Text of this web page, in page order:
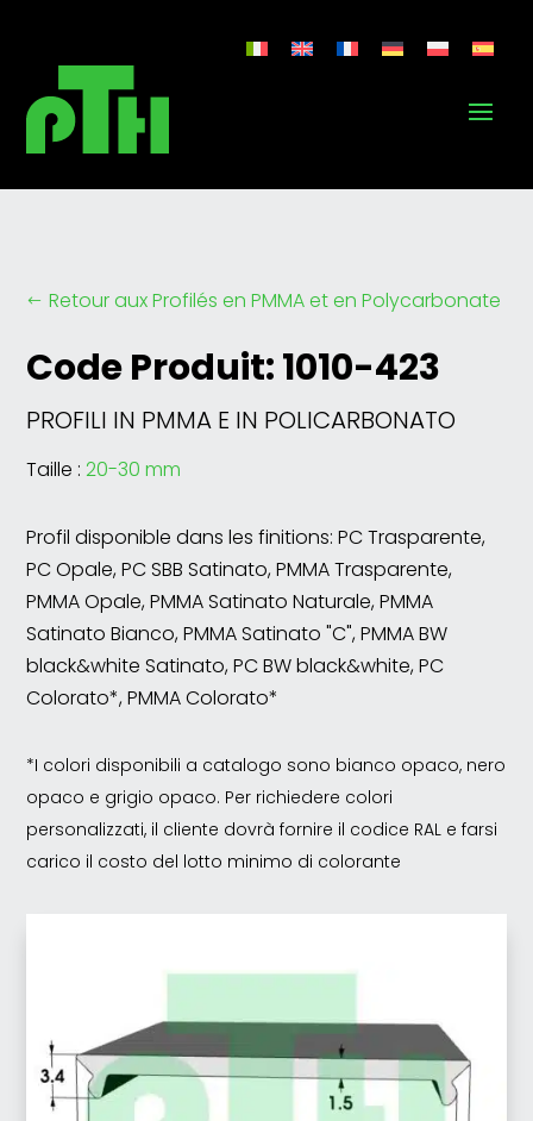
# Retour aux Profilés en PMMA et en Polycarbonate
Code Produit: 1010-423
PROFILI IN PMMA E IN POLICARBONATO
Taille :20-30 mm
Profil disponible dans les finitions: PC Trasparente,
PC Opale, PC SBB Satinato, PMMA Trasparente,
PMMA Opale, PMMA Satinato Naturale, PMMA
Satinato Bianco, PMMA Satinato "C", PMMA BW
black&white Satinato, PC BW black&white, PC
Colorato*, PMMA Colorato*
*I colori disponibili a catalogo sono bianco opaco, nero
opaco e grigio opaco. Per richiedere colori
personalizzati, il cliente dovrà fornire il codice RAL e farsi
carico il costo del lotto minimo di colorante